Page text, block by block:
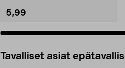
5,99
Tavalliset asiat